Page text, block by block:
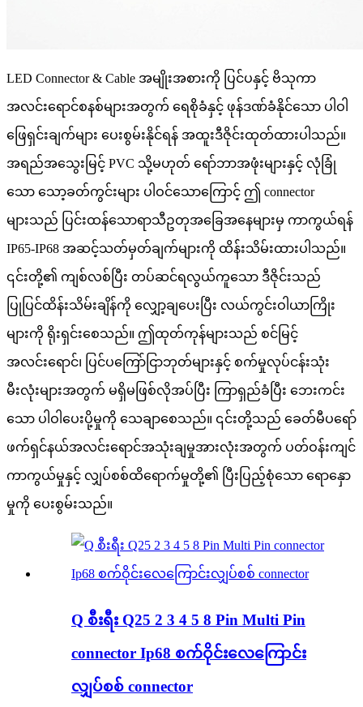
LED Connector & Cable အမျိုးအစားကို ပြင်ပနှင့် ဗိသုကာ
အလင်းရောင်စနစ်များအတွက် ရေစိုခံနှင့် ဖုန်ဒဏ်ခံနိုင်သော ပါဝါ
ဖြေရှင်းချက်များ ပေးစွမ်းနိုင်ရန် အထူးဒီဇိုင်းထုတ်ထားပါသည်။
အရည်အသွေးမြင့် PVC သို့မဟုတ် ရော်ဘာအဖုံးများနှင့် လုံခြုံ
သော သော့ခတ်ကွင်းများ ပါဝင်သောကြောင့် ဤ connector
များသည် ပြင်းထန်သောရာသီဥတုအခြေအနေများမှ ကာကွယ်ရန်
IP65-IP68 အဆင့်သတ်မှတ်ချက်များကို ထိန်းသိမ်းထားပါသည်။
၎င်းတို့၏ ကျစ်လစ်ပြီး တပ်ဆင်ရလွယ်ကူသော ဒီဇိုင်းသည်
ပြုပြင်ထိန်းသိမ်းချိန်ကို လျှော့ချပေးပြီး လယ်ကွင်းဝါယာကြိုး
များကို ရိုးရှင်းစေသည်။ ဤထုတ်ကုန်များသည် စင်မြင့်
အလင်းရောင်၊ ပြင်ပကြော်ငြာဘုတ်များနှင့် စက်မှုလုပ်ငန်းသုံး
မီးလုံးများအတွက် မရှိမဖြစ်လိုအပ်ပြီး ကြာရှည်ခံပြီး ဘေးကင်း
သော ပါဝါပေးပို့မှုကို သေချာစေသည်။ ၎င်းတို့သည် ခေတ်မီပရော်
ဖက်ရှင်နယ်အလင်းရောင်အသုံးချမှုအားလုံးအတွက် ပတ်ဝန်းကျင်
ကာကွယ်မှုနှင့် လျှပ်စစ်ထိရောက်မှုတို့၏ ပြီးပြည့်စုံသော ရောနှော
မှုကို ပေးစွမ်းသည်။
Q စီးရီး Q25 2 3 4 5 8 Pin Multi Pin
connector Ip68 စက်ဝိုင်းလေကြောင်း
လျှပ်စစ် connector